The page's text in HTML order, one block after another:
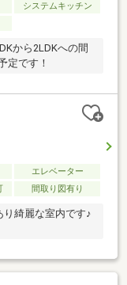
システムキッチン
から2LDKへの間
定です！
エレベーター
間取り図有り
り綺麗な室内です♪